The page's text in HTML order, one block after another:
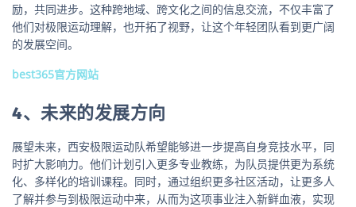
励，共同进步。这种跨地域、跨文化之间的信息交流，不仅丰富了
他们对极限运动理解，也开拓了视野，让这个年轻团队看到更广阔
的发展空间。
best365官方网站
4、未来的发展方向
展望未来，西安极限运动队希望能够进一步提高自身竞技水平，同
时扩大影响力。他们计划引入更多专业教练，为队员提供更为系统
化、多样化的培训课程。同时，通过组织更多社区活动，让更多人
了解并参与到极限运动中来，从而为这项事业注入新鲜血液，实现